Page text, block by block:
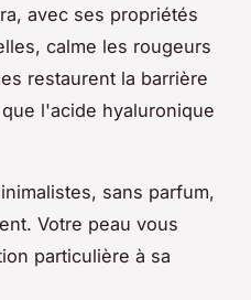
avec ses propriétés
calme les rougeurs
restaurent la barrière
l'acide hyaluronique
sans parfum,
Votre peau vous
particulière à sa